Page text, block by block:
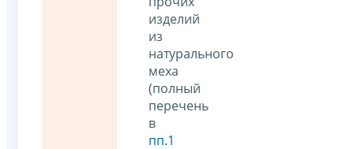
изделий
из
натурального
меха
(полный
перечень
в
пп.1